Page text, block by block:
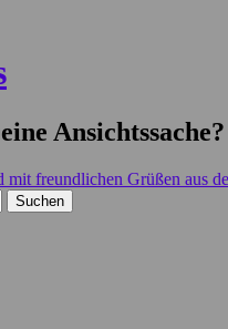
Ansichtssache?